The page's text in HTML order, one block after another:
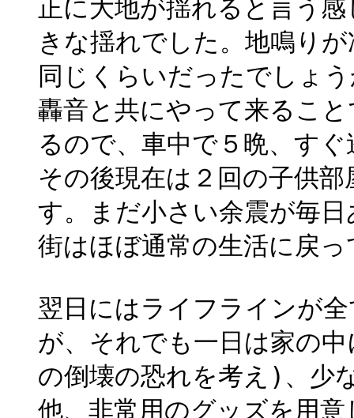
正に大地が揺れると言う
きな揺れでした。地鳴り
同じくらいだったでしょ
轟音と共にやって来るこ
るので、車中で５晩、す
その後現在は２回の子供
す。まだ小さい余震が毎
街はほぼ通常の生活に戻
翌日にはライフラインが
が、それでも一日は家の
の倒壊の恐れを考え)、少
他、非常用のグッズを用